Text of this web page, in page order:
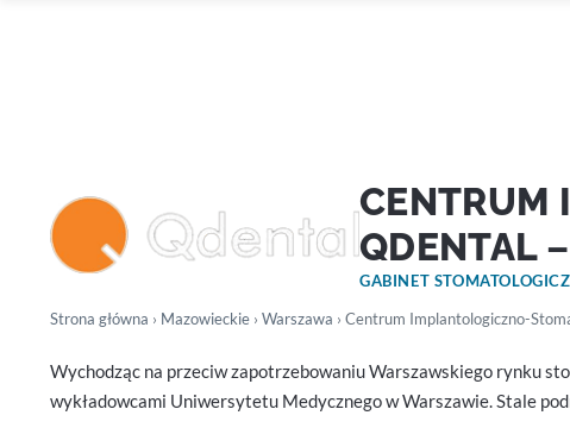
CENTRUM
QDENTAL
GABINET
Strona główna › Mazowieckie › Warszawa › Centrum Implantologiczno-
Wychodząc na przeciw zapotrzebowaniu Warszawskiego rynku
wykładowcami Uniwersytetu Medycznego w Warszawie. Stale